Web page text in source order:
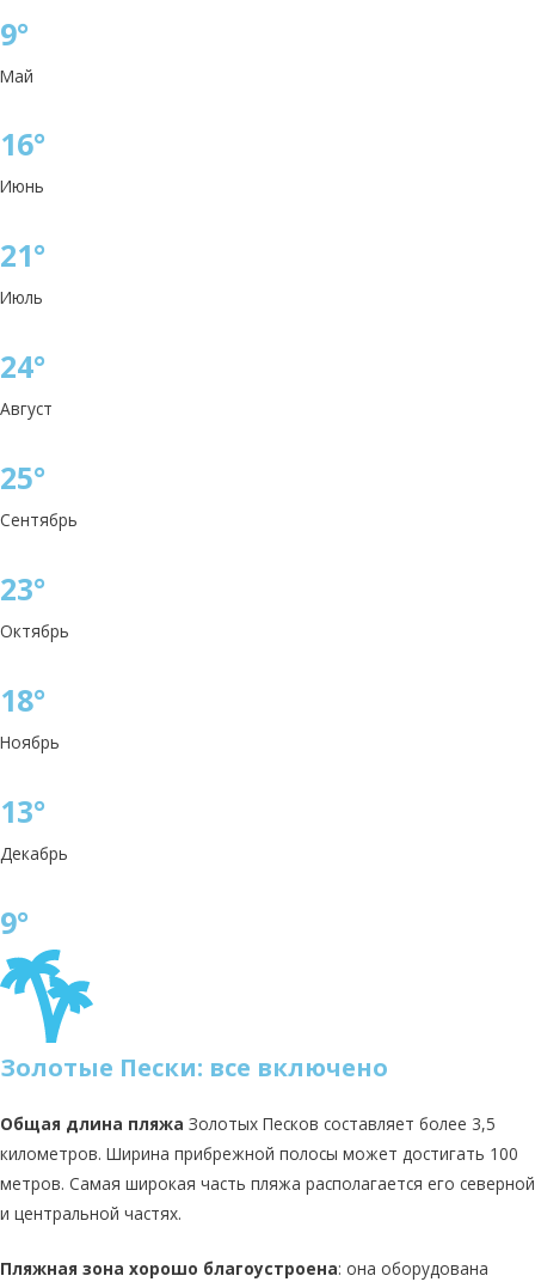
9°
Май
16°
Июнь
21°
Июль
24°
Август
25°
Сентябрь
23°
Октябрь
18°
Ноябрь
13°
Декабрь
9°
Золотые Пески: все включено
Общая длина пляжа Золотых Песков составляет более 3,5
километров. Ширина прибрежной полосы может достигать 100
метров. Самая широкая часть пляжа располагается его северной
и центральной частях.
Пляжная зона хорошо благоустроена: она оборудована